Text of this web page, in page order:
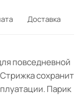
Доставка
повседневной
сохранит
Парик